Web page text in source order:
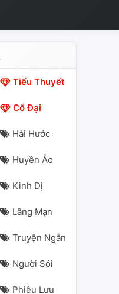
Tiểu Thuyết
Cổ Đại
Hài Hước
Huyền Ảo
Kinh Dị
Lãng Mạn
Truyện Ngắn
Người Sói
Phiêu Lưu